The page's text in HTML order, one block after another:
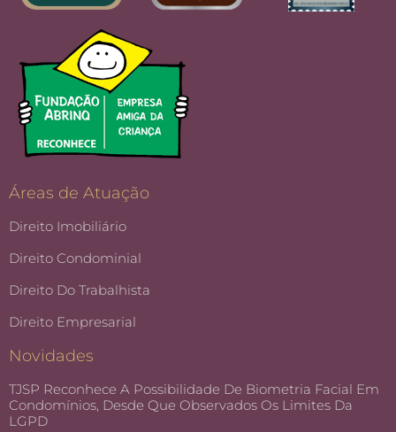
Áreas de Atuação
Direito Imobiliário
Direito Condominial
Direito Do Trabalhista
Direito Empresarial
Novidades
TJSP Reconhece A Possibilidade De Biometria Facial Em
Condomínios, Desde Que Observados Os Limites Da
LGPD